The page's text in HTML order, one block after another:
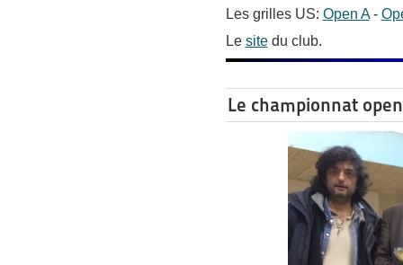
Les grilles US: Open A-
Le sitedu club.
Le championnat